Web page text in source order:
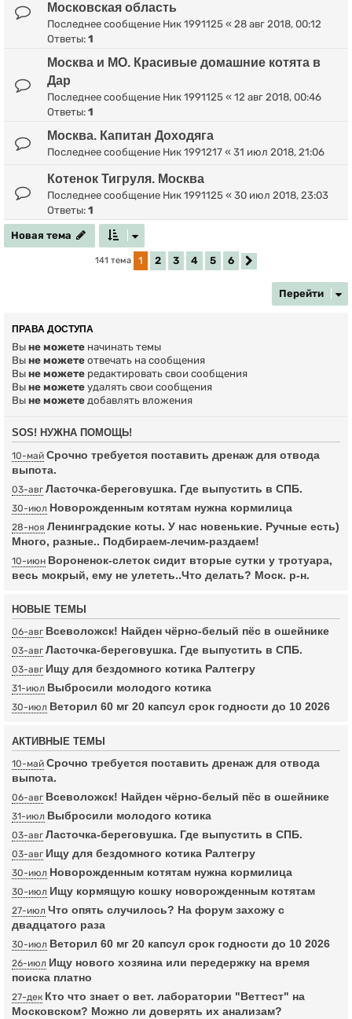
Московская область
Последнее сообщение Ник 1991125 « 28 авг 2018, 00:12
Ответы: 1
Москва и МО. Красивые домашние котята в
Дар
Последнее сообщение Ник 1991125 « 12 авг 2018, 00:46
Ответы: 1
Москва. Капитан Доходяга
Последнее сообщение Ник 1991217 « 31 июл 2018, 21:06
Котенок Тигруля. Москва
Последнее сообщение Ник 1991125 « 30 июл 2018, 23:03
Ответы: 1
Новая тема
Новая тема
141 тема 1 2 3 4 5 6
Перейти
ПРАВА ДОСТУПА
Вы не можете начинать темы
Вы не можете отвечать на сообщения
Вы не можете редактировать свои сообщения
Вы не можете удалять свои сообщения
Вы не можете добавлять вложения
SOS! НУЖНА ПОМОЩЬ!
10-май Срочно требуется поставить дренаж для отвода
выпота.
03-авг Ласточка-береговушка. Где выпустить в СПБ.
30-июл Новорожденным котятам нужна кормилица
28-ноя Ленинградские коты. У нас новенькие. Ручные есть)
Много, разные.. Подбираем-лечим-раздаем!
10-июн Вороненок-слеток сидит вторые сутки у тротуара,
весь мокрый, ему не улететь..Что делать? Моск. р-н.
НОВЫЕ ТЕМЫ
06-авг Всеволожск! Найден чёрно-белый пёс в ошейнике
03-авг Ласточка-береговушка. Где выпустить в СПБ.
03-авг Ищу для бездомного котика Ралтегру
31-июл Выбросили молодого котика
30-июл Веторил 60 мг 20 капсул срок годности до 10 2026
АКТИВНЫЕ ТЕМЫ
10-май Срочно требуется поставить дренаж для отвода
выпота.
06-авг Всеволожск! Найден чёрно-белый пёс в ошейнике
31-июл Выбросили молодого котика
03-авг Ласточка-береговушка. Где выпустить в СПБ.
03-авг Ищу для бездомного котика Ралтегру
30-июл Новорожденным котятам нужна кормилица
30-июл Ищу кормящую кошку новорожденным котятам
27-июл Что опять случилось? На форум захожу с
двадцатого раза
30-июл Веторил 60 мг 20 капсул срок годности до 10 2026
26-июл Ищу нового хозяина или передержку на время
поиска платно
27-дек Кто что знает о вет. лаборатории "Веттест" на
Московском? Можно ли доверять их анализам?